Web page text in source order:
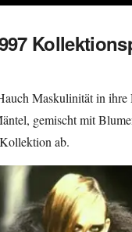
Maskulinität in
gemischt mit
ab.